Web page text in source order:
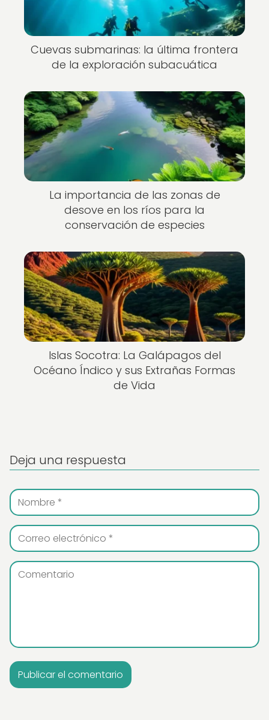
Cuevas submarinas: la última frontera
de la exploración subacuática
La importancia de las zonas de
desove en los ríos para la
conservación de especies
Islas Socotra: La Galápagos del
Océano Índico y sus Extrañas Formas
de Vida
Deja una respuesta